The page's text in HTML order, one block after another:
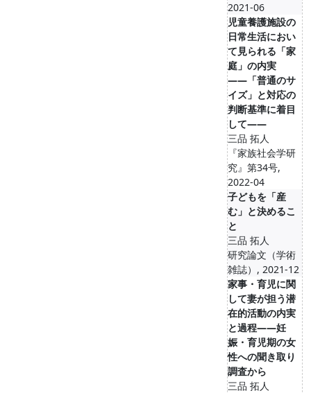
2021-06
児童養護施設の
日常生活におい
て見られる「家
庭」の内実
――「普通のサ
イズ」と対応の
判断基準に着目
して――
三品 拓人
『家族社会学研
究』第34号,
2022-04
子どもを「産
む」と決めるこ
と
三品 拓人
研究論文（学術
雑誌）, 2021-12
家事・育児に関
して妻が担う潜
在的活動の内実
と過程――妊
娠・育児期の女
性への聞き取り
調査から
三品 拓人